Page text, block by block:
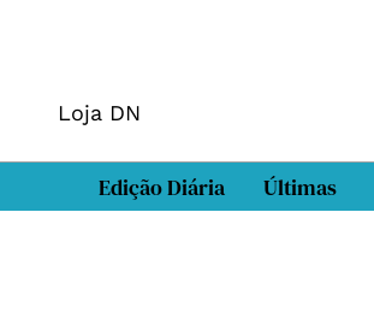
Loja DN
Edição Diária Últimas